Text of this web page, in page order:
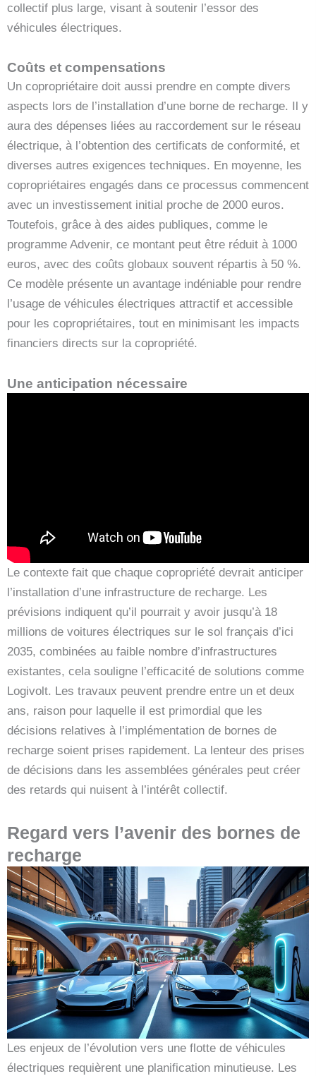
collectif plus large, visant à soutenir l’essor des
véhicules électriques.
Coûts et compensations
Un copropriétaire doit aussi prendre en compte divers
aspects lors de l’installation d’une borne de recharge. Il y
aura des dépenses liées au raccordement sur le réseau
électrique, à l’obtention des certificats de conformité, et
diverses autres exigences techniques. En moyenne, les
copropriétaires engagés dans ce processus commencent
avec un investissement initial proche de 2000 euros.
Toutefois, grâce à des aides publiques, comme le
programme Advenir, ce montant peut être réduit à 1000
euros, avec des coûts globaux souvent répartis à 50 %.
Ce modèle présente un avantage indéniable pour rendre
l’usage de véhicules électriques attractif et accessible
pour les copropriétaires, tout en minimisant les impacts
financiers directs sur la copropriété.
Une anticipation nécessaire
Le contexte fait que chaque copropriété devrait anticiper
l’installation d’une infrastructure de recharge. Les
prévisions indiquent qu’il pourrait y avoir jusqu’à 18
millions de voitures électriques sur le sol français d’ici
2035, combinées au faible nombre d’infrastructures
existantes, cela souligne l’efficacité de solutions comme
Logivolt. Les travaux peuvent prendre entre un et deux
ans, raison pour laquelle il est primordial que les
décisions relatives à l’implémentation de bornes de
recharge soient prises rapidement. La lenteur des prises
de décisions dans les assemblées générales peut créer
des retards qui nuisent à l’intérêt collectif.
Regard vers l’avenir des bornes de
recharge
Les enjeux de l’évolution vers une flotte de véhicules
électriques requièrent une planification minutieuse. Les